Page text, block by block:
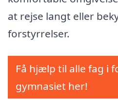
at rejse langt eller
forstyrrelser.
Få hjælp til alle fag i
gymnasiet her!